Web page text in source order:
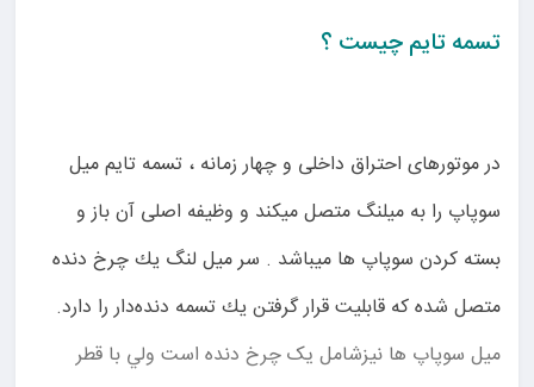
تسمه تایم چیست ؟
در موتورهای احتراق داخلی و چهار زمانه ، تسمه تایم میل
سوپاپ را به میلنگ متصل میکند و وظیفه اصلی آن باز و
بسته کردن سوپاپ ها میباشد . سر ميل لنگ يك چرخ دنده
متصل شده كه قابليت قرار گرفتن يك تسمه دنده‌دار را دارد.
ميل سوپاپ‌ ها نيزشامل یک چرخ دنده است ولي با قطر